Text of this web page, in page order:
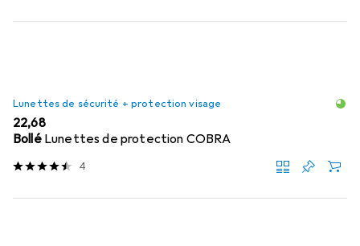
Lunettes de sécurité + protection visage
EUR
22,68
Bollé Lunettes de protection COBRA
4